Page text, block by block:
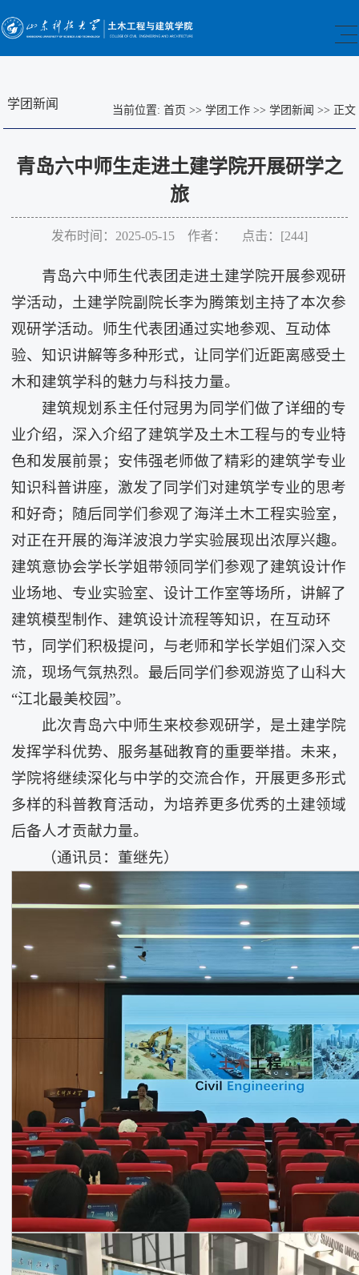
学团新闻 当前位置: 首页 >> 学团工作>> 学团新闻 >> 正文
青岛六中师生走进土建学院开展研学之
旅
发布时间：2025-05-15 作者： 点击：[244]
青岛六中师生代表团走进土建学院开展参观研
学活动，土建学院副院长李为腾策划主持了本次参
观研学活动。师生代表团通过实地参观、互动体
验、知识讲解等多种形式，让同学们近距离感受土
木和建筑学科的魅力与科技力量。
建筑规划系主任付冠男为同学们做了详细的专
业介绍，深入介绍了建筑学及土木工程与的专业特
色和发展前景；安伟强老师做了精彩的建筑学专业
知识科普讲座，激发了同学们对建筑学专业的思考
和好奇；随后同学们参观了海洋土木工程实验室，
对正在开展的海洋波浪力学实验展现出浓厚兴趣。
建筑意协会学长学姐带领同学们参观了建筑设计作
业场地、专业实验室、设计工作室等场所，讲解了
建筑模型制作、建筑设计流程等知识，在互动环
节，同学们积极提问，与老师和学长学姐们深入交
流，现场气氛热烈。最后同学们参观游览了山科大
“江北最美校园”。
此次青岛六中师生来校参观研学，是土建学院
发挥学科优势、服务基础教育的重要举措。未来，
学院将继续深化与中学的交流合作，开展更多形式
多样的科普教育活动，为培养更多优秀的土建领域
后备人才贡献力量。
（通讯员：董继先）